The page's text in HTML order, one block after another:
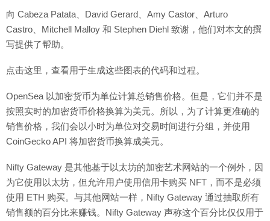
向 Cabeza Patata、David Gerard、Amy Castor、Arturo
Castro、Mitchell Malloy 和 Stephen Diehl 致谢，他们对本文的撰
写提供了帮助。
点击这里，查看用于生成这些图表的代码和过程。
OpenSea 以加密货币为单位计算总销售价格。但是，它们并不是
按照实时的加密货币价格换算为美元。所以，为了计算更准确的
销售价格，我们会以小时为单位对交易时间进行分组，并使用
CoinGecko API 将加密货币换算成美元。
Nifty Gateway 是其他基于以太坊的加密艺术网站的一个例外，因
为它使用以太坊，但允许用户使用信用卡购买 NFT，而不是必须
使用 ETH 购买。与其他网站一样，Nifty Gateway 通过抽取所有
销售额的百分比来赚钱。Nifty Gateway 声称这个百分比仅仅用于